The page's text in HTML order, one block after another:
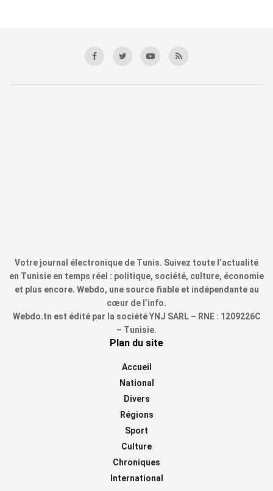
Votre journal électronique de Tunis. Suivez toute l’actualité
en Tunisie en temps réel : politique, société, culture, économie
et plus encore. Webdo, une source fiable et indépendante au
cœur de l’info.
Webdo.tn est édité par la société YNJ SARL – RNE : 1209226C
– Tunisie.
Plan du site
Accueil
National
Divers
Régions
Sport
Culture
Chroniques
International